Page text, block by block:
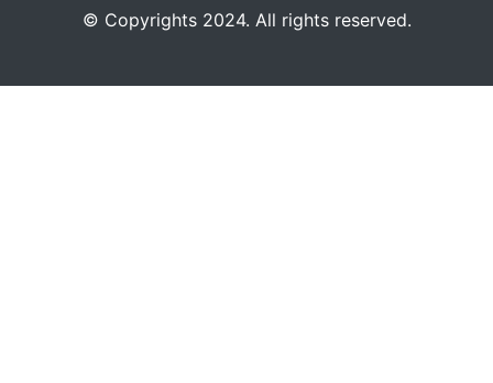
©️ Copyrights 2024. All rights reserved.